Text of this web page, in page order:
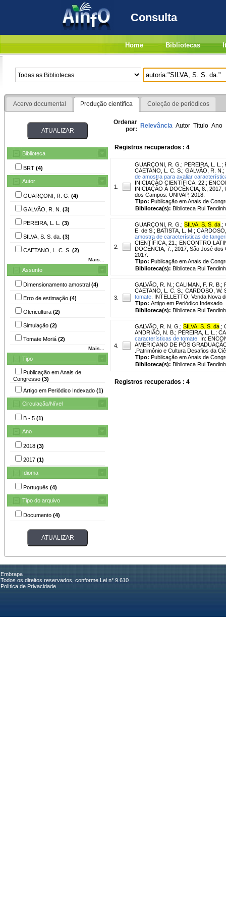
Consulta
Home Bibliotecas
Acervo documental Produção científica Coleção de periódicos
Biblioteca
BRT (4)
Autor
GUARÇONI, R. G. (4)
GALVÃO, R. N. (3)
PEREIRA, L. L. (3)
SILVA, S. S. da. (3)
CAETANO, L. C. S. (2)
Mais...
Assunto
Dimensionamento amostral (4)
Erro de estimação (4)
Olericultura (2)
Simulação (2)
Tomate Moriá (2)
Mais...
Tipo
Publicação em Anais de
Congresso (3)
Artigo em Periódico Indexado (1)
Circulação/Nível
B - 5 (1)
Ano
2018 (3)
2017 (1)
Idioma
Português (4)
Tipo do arquivo
Documento (4)
Ordenar
por: Relevância Autor Título Ano
Registros recuperados : 4
1.
GUARÇONI, R. G. ; PEREIRA, L. L. ;
CAETANO, L. C. S. ; GALVÃO, R. N. ;
de amostra para avaliar
INICIAÇÃO CIENTÍFICA, 22.;
INICIAÇÃO À DOCÊNCIA, 8.,
dos Campos: UNIVAP, 2018.
Tipo: Publicação em Anais de
Biblioteca(s): Biblioteca Rui
2.
GUARÇONI, R. G. ; SILVA, S. S. da ;
E. de S. ; BATISTA, L. M. ;
amostra de características de
CIENTÍFICA, 21.; ENCONTRO
DOCÊNCIA, 7., 2017, São José dos
2017.
Tipo: Publicação em Anais de
Biblioteca(s): Biblioteca Rui
3.
GALVÃO, R. N. ; CALIMAN, F. R. B. ;
CAETANO, L. C. S. ; CARDOSO, W.
tomate. INTELLETTO, Venda Nova
Tipo: Artigo em Periódico Indexado
Biblioteca(s): Biblioteca Rui
4.
GALVÃO, R. N. G. ; SILVA, S. S. da ;
ANDRIÃO, N. B. ; PEREIRA, L. L. ;
características de tomate. In:
AMERICANO DE PÓS
.Patrimônio e Cultura Desafios da
Tipo: Publicação em Anais de
Biblioteca(s): Biblioteca Rui
Registros recuperados : 4
Embrapa
Todos os direitos reservados, conforme Lei n° 9.610
Política de Privacidade